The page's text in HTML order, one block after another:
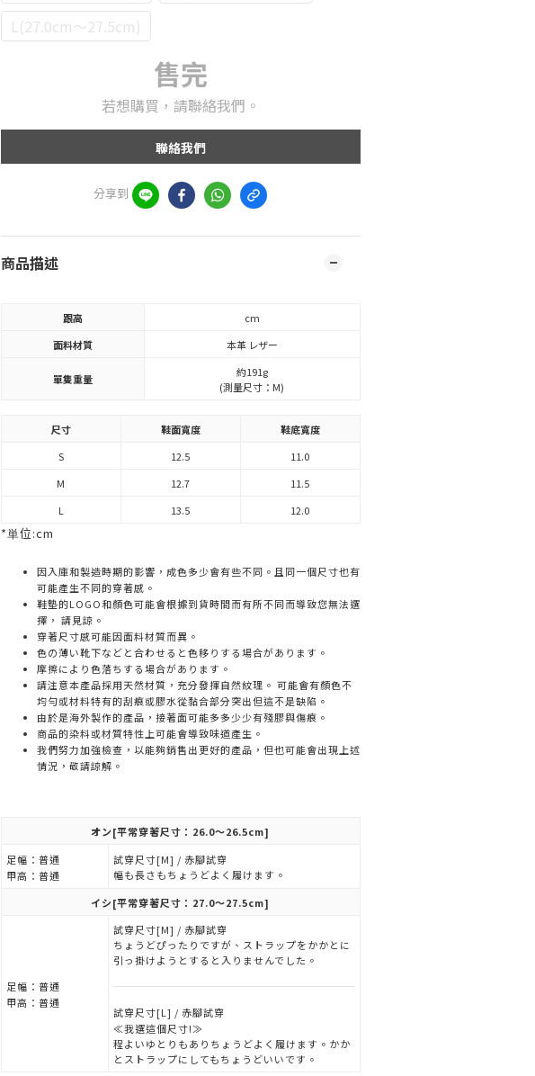
L(27.0cm～27.5cm)
售完
若想購買，請聯絡我們。
聯絡我們
分享到
商品描述
跟高
cm
面料材質
本革 レザー
單隻重量
約191g
(測量尺寸：M)
尺寸 鞋面寬度
鞋底寬度
S
12.5
11.0
M
12.7
11.5
L
13.5 12.0
*単位:cm
因入庫和製造時期的影響，成色多少會有些不同。且同一個尺寸也有
可能產生不同的穿著感。
鞋墊的LOGO和顏色可能會根據到貨時間而有所不同而導致您無法選
擇， 請見諒。
穿著尺寸感可能因面料材質而異。
色の薄い靴下などと合わせると色移りする場合があります。
摩擦により色落ちする場合があります。
請注意本產品採用天然材質，充分發揮自然紋理。 可能會有顏色不
均勻或材料特有的刮痕或膠水從黏合部分突出但這不是缺陷。
由於是海外製作的產品，接著面可能多多少少有殘膠與傷痕。
商品的染料或材質特性上可能會導致味道產生。
我們努力加強檢查，以能夠銷售出更好的產品，但也可能會出現上述
情況，敬請諒解。
オン[平常穿著尺寸：26.0～26.5cm]
足幅： 普通
甲高： 普通
試穿尺寸[M] / 赤腳試穿
幅も長さもちょうどよく履けます。
イシ[平常穿著尺寸：27.0～27.5cm]
足幅： 普通
甲高： 普通
試穿尺寸[M] / 赤腳試穿
ちょうどぴったりですが、ストラップをかかとに
引っ掛けようとすると入りませんでした。
試穿尺寸[L] / 赤腳試穿
≪我選這個尺寸!≫
程よいゆとりもありちょうどよく履けます。かか
とストラップにしてもちょうどいいです。